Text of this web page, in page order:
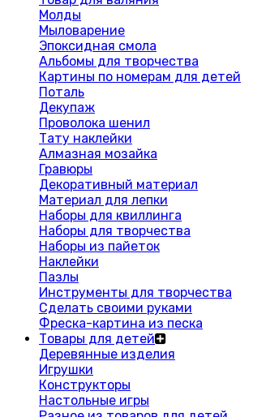
Молды
Мыловарение
Эпоксидная смола
Альбомы для творчества
Картины по номерам для детей
Поталь
Декупаж
Проволока шенил
Тату наклейки
Алмазная мозайка
Гравюры
Декоративный материал
Материал для лепки
Наборы для квиллинга
Наборы для творчества
Наборы из пайеток
Наклейки
Пазлы
Инструменты для творчества
Сделать своими руками
Фреска-картина из песка
Товары для детей
Деревянные изделия
Игрушки
Конструкторы
Настольные игры